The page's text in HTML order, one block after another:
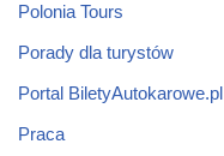
Polonia Tours
Porady dla turystów
Portal BiletyAutokarowe.pl
Praca